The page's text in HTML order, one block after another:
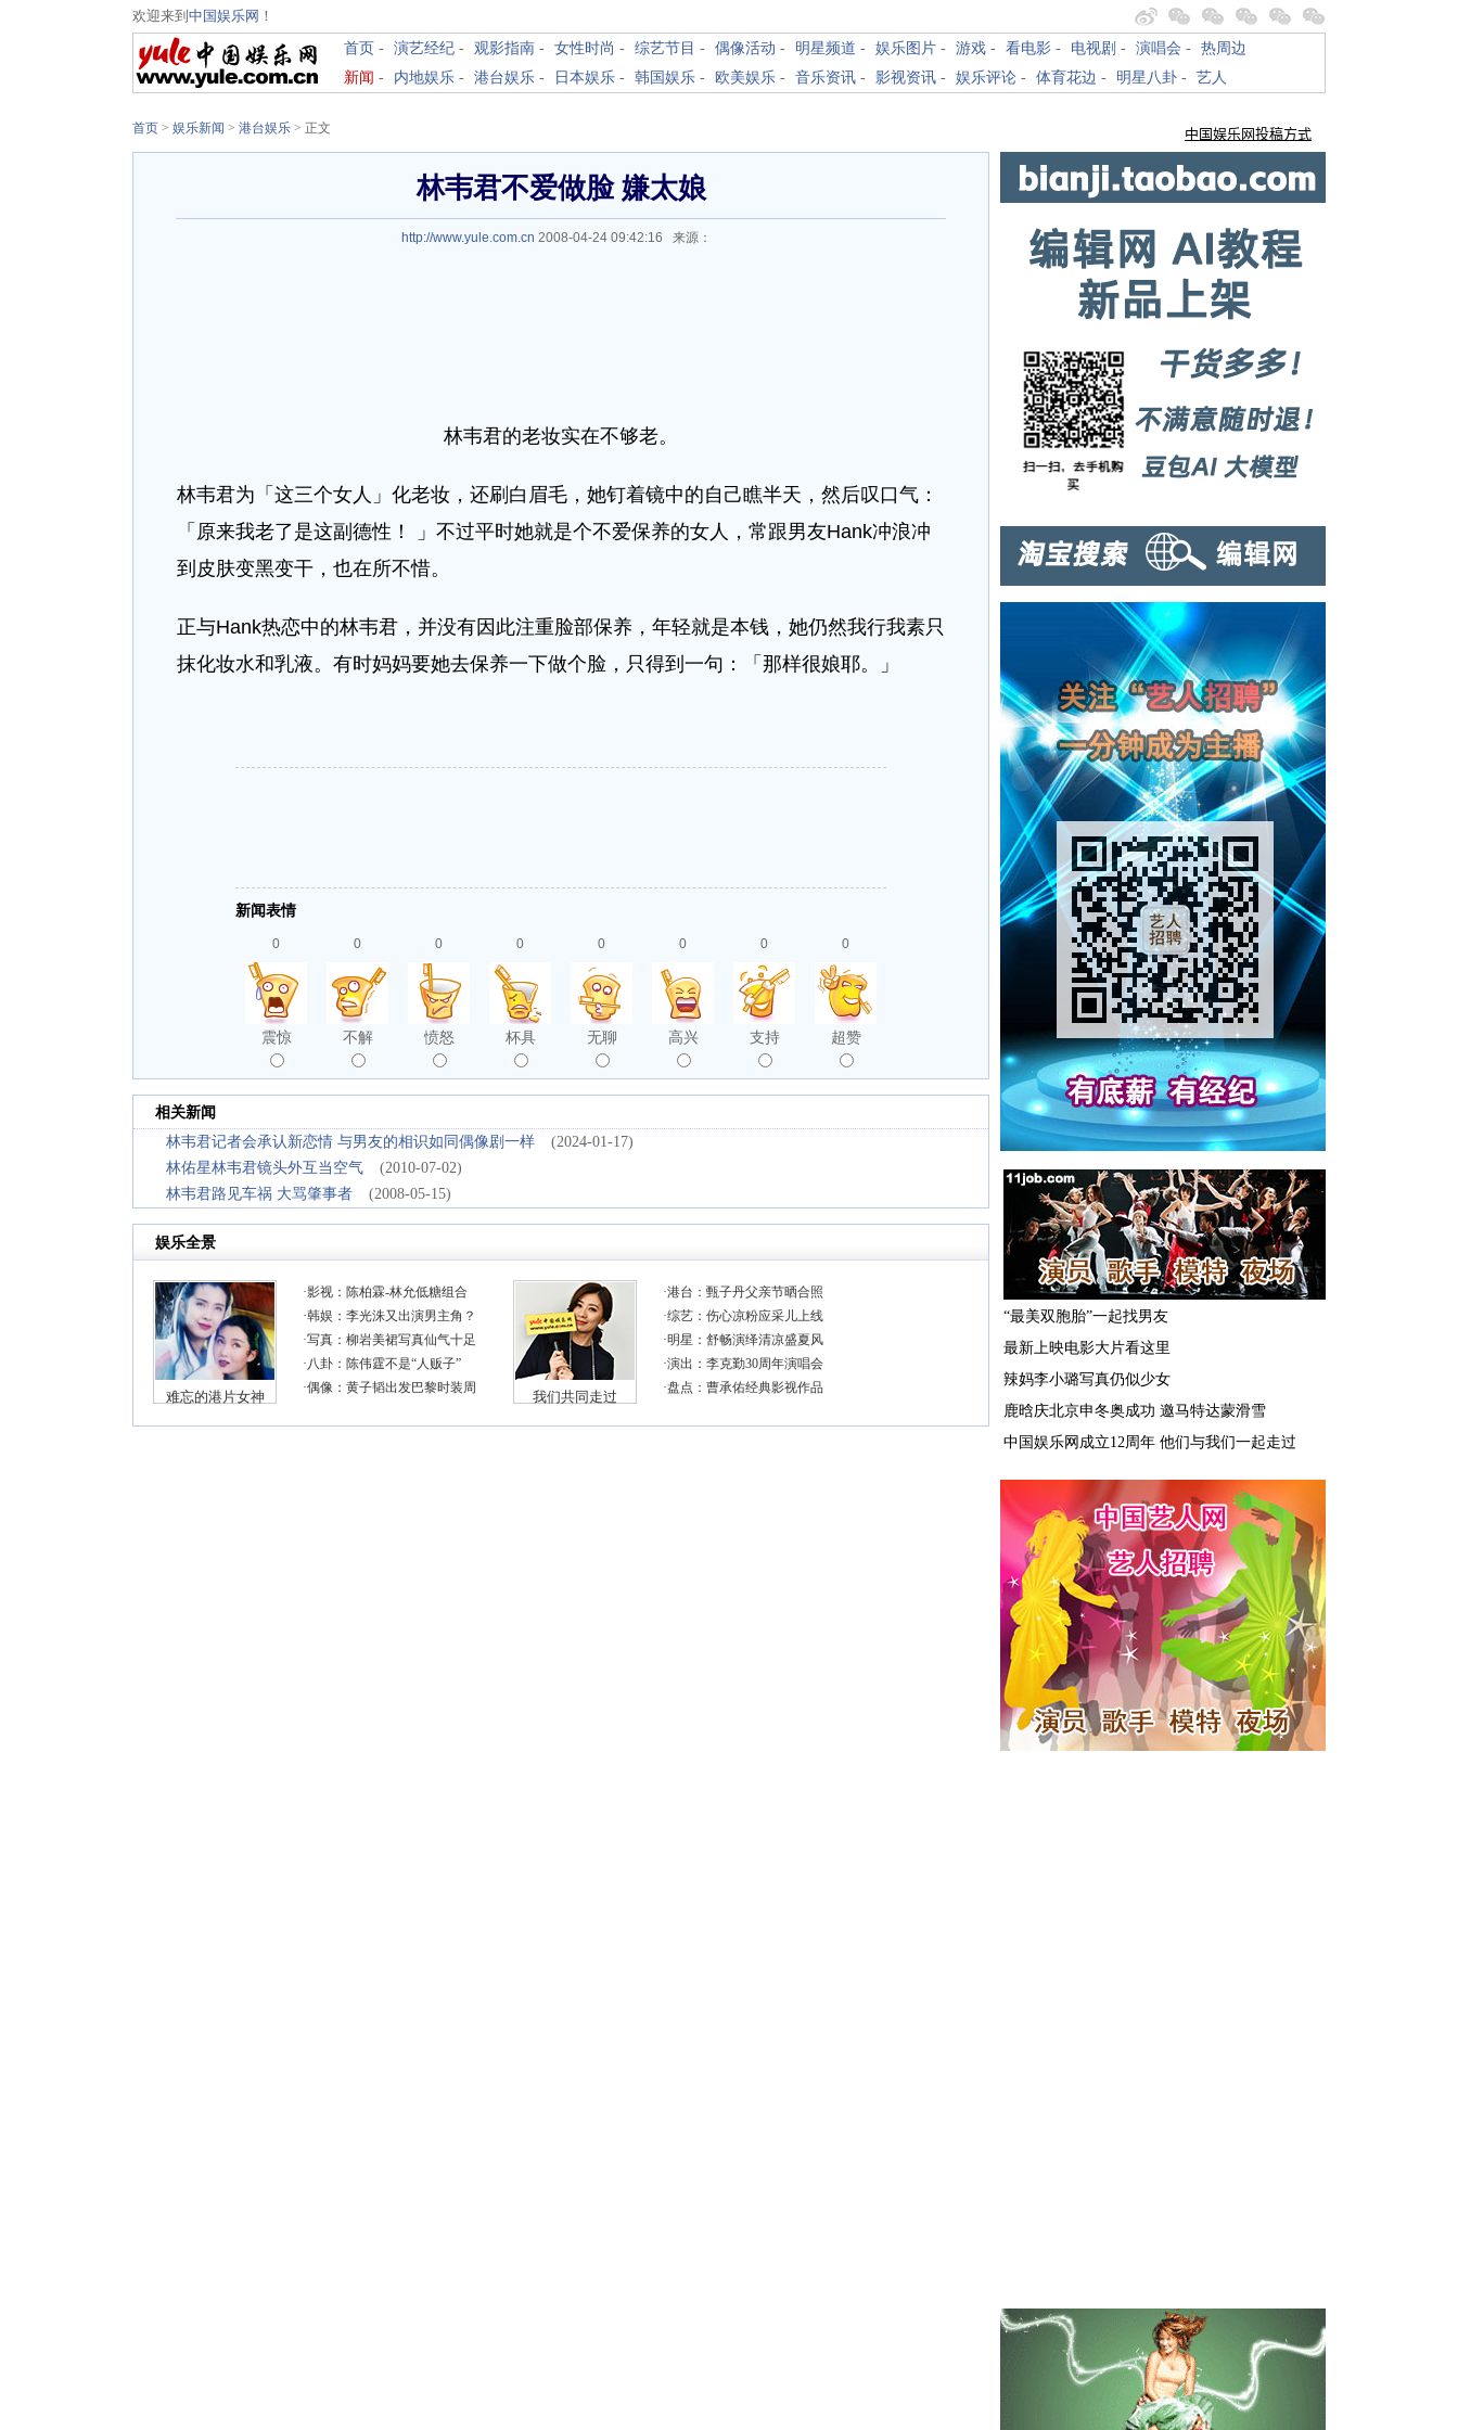
欢迎来到 中国娱乐网 ！
首页 - 演艺经纪 - 观影指南 - 女性时尚 - 综艺节目 - 偶像活动 - 明星频道 - 娱乐图片 - 游戏 - 看电影 - 电视剧 - 演唱会 - 热周边
新闻 - 内地娱乐 - 港台娱乐 - 日本娱乐 - 韩国娱乐 - 欧美娱乐 - 音乐资讯 - 影视资讯 - 娱乐评论 - 体育花边 - 明星八卦 - 艺人
首页 > 娱乐新闻 > 港台娱乐 > 正文
林韦君不爱做脸 嫌太娘
http://www.yule.com.cn 2008-04-24 09:42:16 来源：
林韦君的老妆实在不够老。
林韦君为「这三个女人」化老妆，还刷白眉毛，她钉着镜中的自己瞧半天，然后叹口气：
「原来我老了是这副德性！ 」不过平时她就是个不爱保养的女人，常跟男友Hank冲浪冲
到皮肤变黑变干，也在所不惜。
正与Hank热恋中的林韦君，并没有因此注重脸部保养，年轻就是本钱，她仍然我行我素只
抹化妆水和乳液。有时妈妈要她去保养一下做个脸，只得到一句：「那样很娘耶。」
新闻表情
0
震惊
0
不解
0
愤怒
0
杯具
0
无聊
0
高兴
0
支持
0
超赞
相关新闻
林韦君记者会承认新恋情 与男友的相识如同偶像剧一样
(2024-01-17)
林佑星林韦君镜头外互当空气
(2010-07-02)
林韦君路见车祸 大骂肇事者
(2008-05-15)